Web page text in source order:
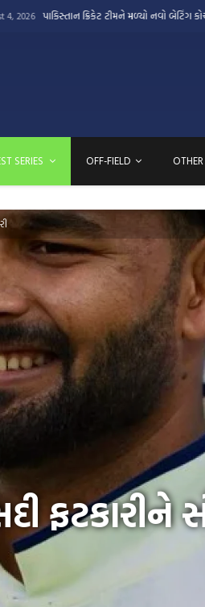
ક્રિકેટ ટીમને મળ્યો નવો બેટિંગ કોચ August 3,
SERIES OFF-FIELD
ફટકારીને